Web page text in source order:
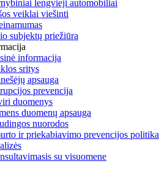
lengvieji automobiliai
veiklai viešinti
subjektų priežiūra
informacija
sritys
apsauga
prevencija
duomenys
duomenų apsauga
nuorodos
ir priekabiavimo prevencijos politika
su visuomene